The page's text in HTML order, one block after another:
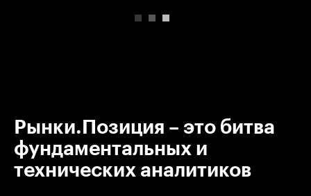
Рынки.Позиция – это битва
фундаментальных и
технических аналитиков